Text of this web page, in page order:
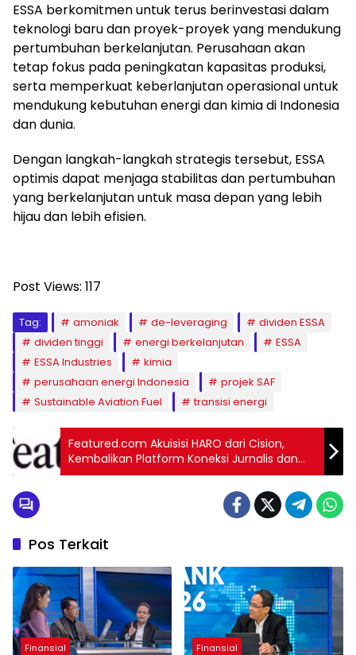
ESSA berkomitmen untuk terus berinvestasi dalam
teknologi baru dan proyek-proyek yang mendukung
pertumbuhan berkelanjutan. Perusahaan akan
tetap fokus pada peningkatan kapasitas produksi,
serta memperkuat keberlanjutan operasional untuk
mendukung kebutuhan energi dan kimia di Indonesia
dan dunia.
Dengan langkah-langkah strategis tersebut, ESSA
optimis dapat menjaga stabilitas dan pertumbuhan
yang berkelanjutan untuk masa depan yang lebih
hijau dan lebih efisien.
Post Views: 117
Tag: amoniak de-leveraging
dividen ESSA
dividen tinggi
energi berkelanjutan
ESSA
ESSA Industries
kimia
perusahaan energi Indonesia
projek SAF
Sustainable Aviation Fuel
transisi energi
Featured.com Akuisisi HARO dari Cision,
Kembalikan Platform Koneksi Jurnalis dan
Narasumber ke Akar Asli
Pos Terkait
Finansial Finansial